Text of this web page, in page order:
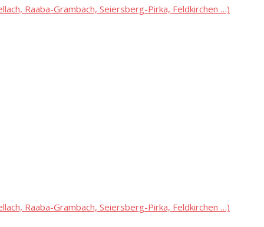
Raaba-Grambach, Seiersberg-Pirka, Feldkirchen …)
Raaba-Grambach, Seiersberg-Pirka, Feldkirchen …)